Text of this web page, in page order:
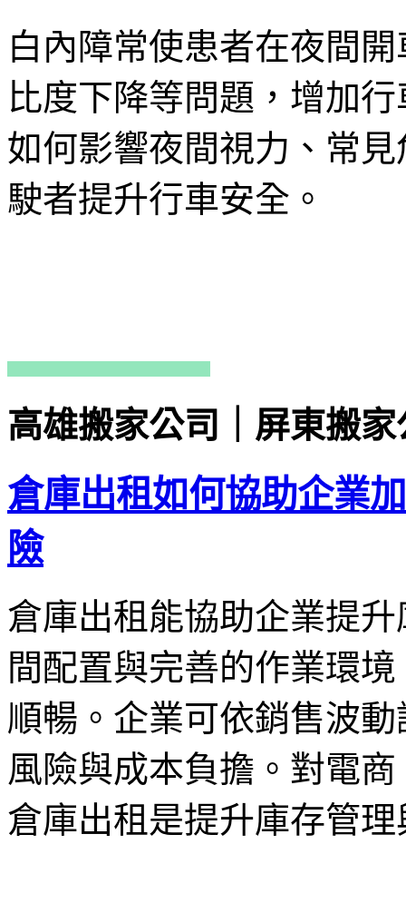
白內障常使患者在夜間
比度下降等問題，增加
如何影響夜間視力、常
駛者提升行車安全。
高雄搬家公司｜屏東搬家
倉庫出租如何協助企業
險
倉庫出租能協助企業提
間配置與完善的作業環
順暢。企業可依銷售波
風險與成本負擔。對電
倉庫出租是提升庫存管